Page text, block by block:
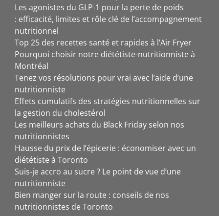
Les agonistes du GLP-1 pour la perte de poids
: efficacité, limites et rôle clé de l’accompagnement
nutritionnel
Top 25 des recettes santé et rapides à l’Air Fryer
Pourquoi choisir notre diététiste-nutritionniste à
Montréal
Tenez vos résolutions pour vrai avec l’aide d’une
nutritionniste
Effets cumulatifs des stratégies nutritionnelles sur
la gestion du cholestérol
Les meilleurs achats du Black Friday selon nos
nutritionnistes
Hausse du prix de l’épicerie : économiser avec un
diététiste à Toronto
Suis-je accro au sucre ? Le point de vue d’une
nutritionniste
Bien manger sur la route : conseils de nos
nutritionnistes de Toronto